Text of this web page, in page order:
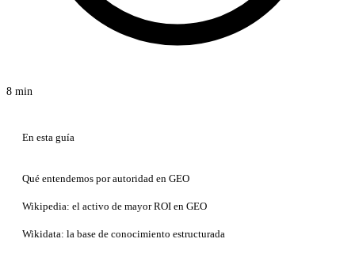
8 min
En esta guía
Qué entendemos por autoridad en GEO
Wikipedia: el activo de mayor ROI en GEO
Wikidata: la base de conocimiento estructurada